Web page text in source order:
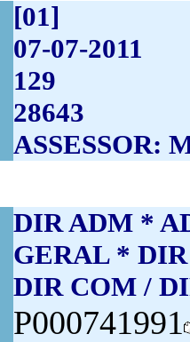
[01]
07-07-2011
129
28643
ASSESSOR:
DIR ADM *
GERAL *
DIR COM /
P000741991